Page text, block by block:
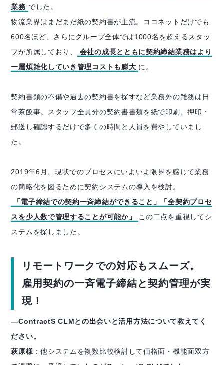
業務 でした。
物流業界はまだまだ紙の契約書が主流。ココネットだけでも
600名ほど、さらにグループ全体では1000名を超えるスタッ
フが所属しており、
会社の成長とともに契約締結業務はより
一層煩雑化していき管理コストも膨大 に。
契約書類の不備や過去の契約書を探すなど業務外の雑務は日
常茶飯事。スタッフ全員分の契約書書類を紙で印刷、押印・
郵送し確認するだけで多くの時間と人員を費やしていまし
た。
2019年6月、現状でのプロセスにいよいよ限界を感じて業務
の簡略化を図るために契約システムの導入を検討。
「電子締結での契約一斉締結ができること」「全契約プロセ
スを少人数で管理することが可能か」
この二点を重視してシ
ステムを探しました。
リモートワークでの対応もスムーズ。
雇用契約の一斉電子締結と契約管理が実
現！
―ContractS CLMとの出会いと活用方法について教えてく
ださい。
萩原様 ：他システムを複数比較検討して価格面・機能面双方